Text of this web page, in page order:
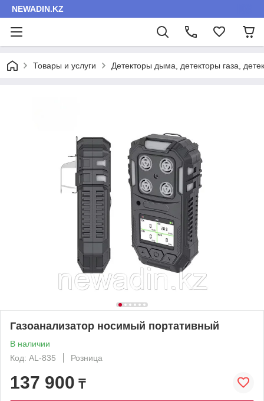
NEWADIN.KZ
Товары и услуги Детекторы дыма, детекторы газа,
Газоанализатор носимый портативный
В наличии
Код: AL-835
Розница
137 900 ₸